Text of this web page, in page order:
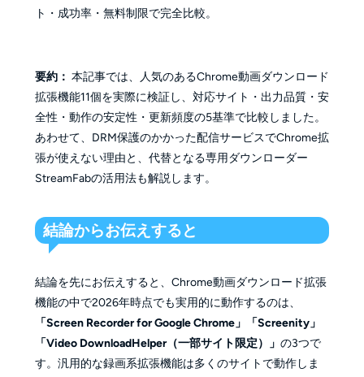
ト・成功率・無料制限で完全比較。
要約： 本記事では、人気のあるChrome動画ダウンロード
拡張機能11個を実際に検証し、対応サイト・出力品質・安
全性・動作の安定性・更新頻度の5基準で比較しました。
あわせて、DRM保護のかかった配信サービスでChrome拡
張が使えない理由と、代替となる専用ダウンローダー
StreamFabの活用法も解説します。
結論からお伝えすると
結論を先にお伝えすると、Chrome動画ダウンロード拡張
機能の中で2026年時点でも実用的に動作するのは、
「Screen Recorder for Google Chrome」「Screenity」
「Video DownloadHelper（一部サイト限定）」 の3つで
す。汎用的な録画系拡張機能は多くのサイトで動作しま